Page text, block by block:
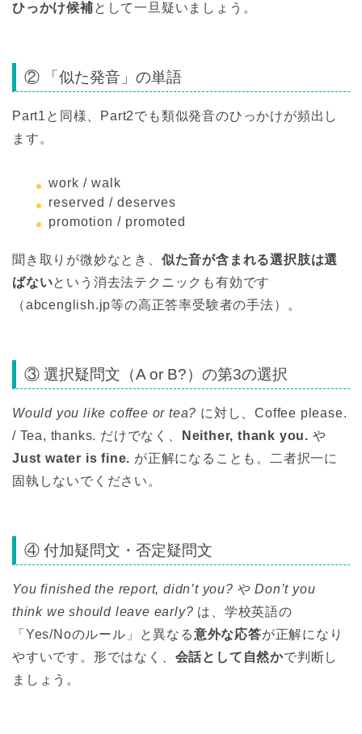
ひっかけ候補として一旦疑いましょう。
② 「似た発音」の単語
Part1と同様、Part2でも類似発音のひっかけが頻出し
ます。
work / walk
reserved / deserves
promotion / promoted
聞き取りが微妙なとき、 似た音が含まれる選択肢は選
ばないという消去法テクニックも有効です
（abcenglish.jp等の高正答率受験者の手法）。
③ 選択疑問文（A or B?）の第3の選択
Would you like coffee or tea? に対し、Coffee please.
/ Tea, thanks. だけでなく、
Neither, thank you. や
Just water is fine. が正解になることも。二者択一に
固執しないでください。
④ 付加疑問文・否定疑問文
You finished the report, didn’t you? やDon’t you
think we should leave early? は、学校英語の
「Yes/Noのルール」と異なる意外な応答が正解になり
やすいです。形ではなく、 会話として自然かで判断し
ましょう。